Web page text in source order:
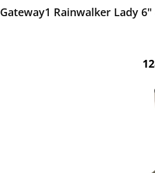
Gateway1 Rainwalker Lady